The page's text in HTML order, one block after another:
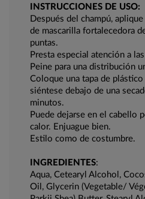
INSTRUCCIONES DE USO:
Después del champú,
de mascarilla fortalecedora
puntas.
Presta especial atención a
Peine para una distribución
Coloque una tapa de
siéntese debajo de una
minutos.
Puede dejarse en el cabello
calor. Enjuague bien.
Estilo como de costumbre.
INGREDIENTES:
Aqua, Cetearyl Alcohol,
Oil, Glycerin (Vegetable/